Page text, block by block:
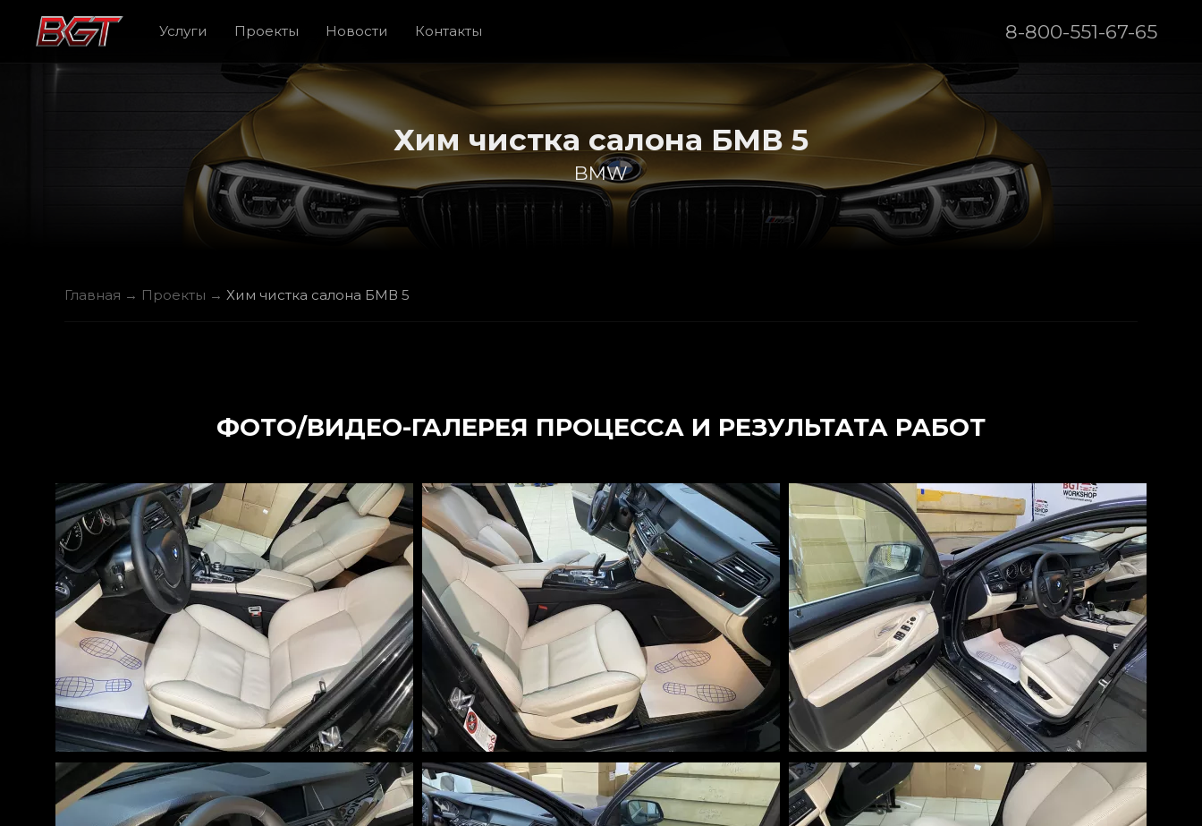
Хим чистка салона БМВ 5
BMW
Услуги Проекты Новости Контакты 8-800-551-67-65
Главная → Проекты → Хим чистка салона БМВ 5
ФОТО/ВИДЕО-ГАЛЕРЕЯ ПРОЦЕССА И РЕЗУЛЬТАТА РАБОТ